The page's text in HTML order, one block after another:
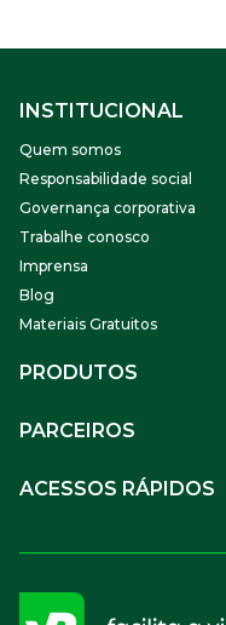
INSTITUCIONAL
Quem somos
Responsabilidade social
Governança corporativa
Trabalhe conosco
Imprensa
Blog
Materiais Gratuitos
PRODUTOS
Benefícios
Soluções Financeiras
Compre Online
PARCEIROS
Parceiro VR
APP VR Estabelecimentos
ACESSOS RÁPIDOS
Sou empresa
FAQ